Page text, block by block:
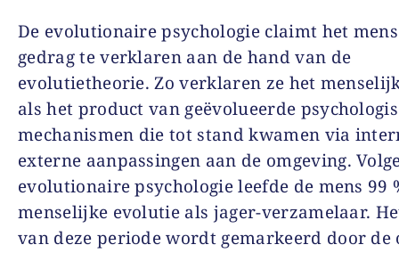
De evolutionaire psychologie claimt het
gedrag te verklaren aan de hand van de
evolutietheorie. Zo verklaren ze het
als het product van geëvolueerde
mechanismen die tot stand kwamen via
externe aanpassingen aan de omgeving.
evolutionaire psychologie leefde de mens 99
menselijke evolutie als jager-verzamelaar.
van deze periode wordt gemarkeerd door de